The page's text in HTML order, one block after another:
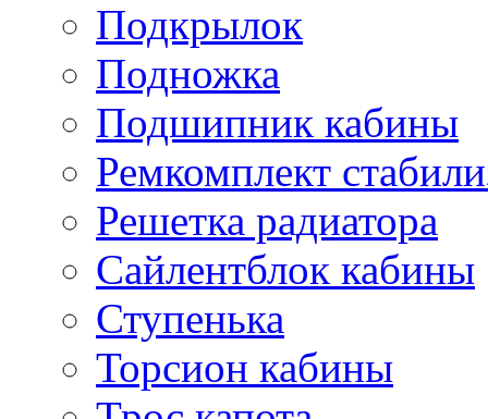
Подкрылок
Подножка
Подшипник кабины
Ремкомплект
Решетка радиатора
Сайлентблок кабины
Ступенька
Торсион кабины